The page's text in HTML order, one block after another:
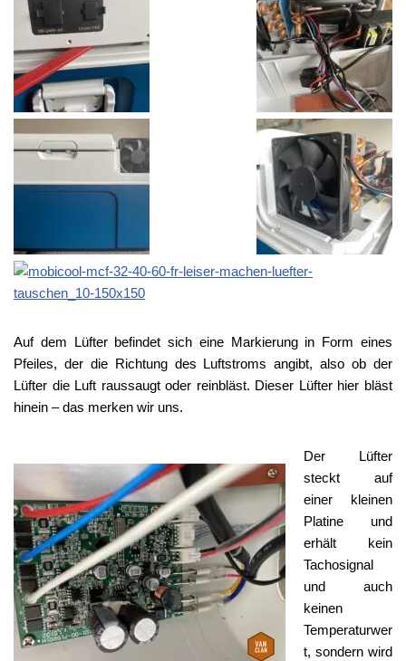
Auf dem Lüfter befindet sich eine Markierung in Form eines
Pfeiles, der die Richtung des Luftstroms angibt, also ob der
Lüfter die Luft raussaugt oder reinbläst. Dieser Lüfter hier bläst
hinein – das merken wir uns.
Der Lüfter
steckt auf
einer kleinen
Platine und
erhält kein
Tachosignal
und auch
keinen
Temperaturwer
t, sondern wird